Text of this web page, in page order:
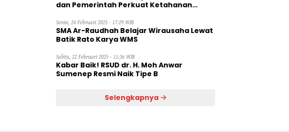
dan Pemerintah Perkuat Ketahanan
Senin, 24 Februari 2025 - 17:29 WIB
SMA Ar-Raudhah Belajar Wirausaha Lewat
Batik Rato Karya WMS
Sabtu, 22 Februari 2025 - 11:36 WIB
Kabar Baik! RSUD dr. H. Moh Anwar
Sumenep Resmi Naik Tipe B
Selengkapnya